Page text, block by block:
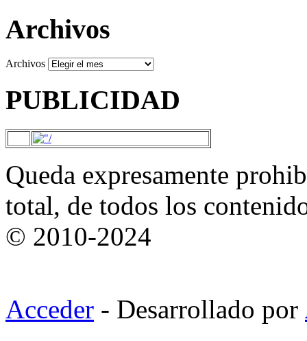
Archivos
Archivos
PUBLICIDAD
Queda expresamente
total, de todos los
© 2010-2024
Acceder - Desarrollado por